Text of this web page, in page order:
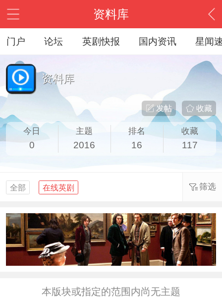
资料库
门户 论坛 英剧快报 国内资讯 星闻
资料库
收藏
发帖
今日
0
主题
2016
排名
16
收藏
117
全部 在线英剧 筛选
本版块或指定的范围内尚无主题